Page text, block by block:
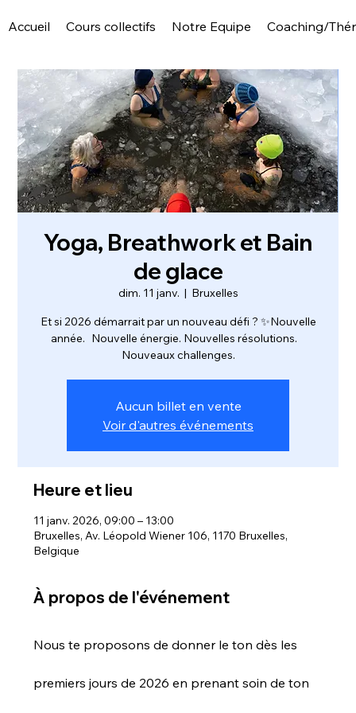
Accueil Cours collectifs Notre Equipe Coaching/
Yoga, Breathwork et Bain
de glace
dim. 11 janv.
  |
Bruxelles
Et si 2026 démarrait par un nouveau défi ? ✨Nouvelle
année. Nouvelle énergie. Nouvelles résolutions.
Nouveaux challenges.
Aucun billet en vente
Voir d'autres événements
Heure et lieu
11 janv. 2026, 09:00 – 13:00
Bruxelles, Av. Léopold Wiener 106, 1170 Bruxelles,
Belgique
À propos de l'événement
Nous te proposons de donner le ton dès les
premiers jours de 2026 en prenant soin de ton